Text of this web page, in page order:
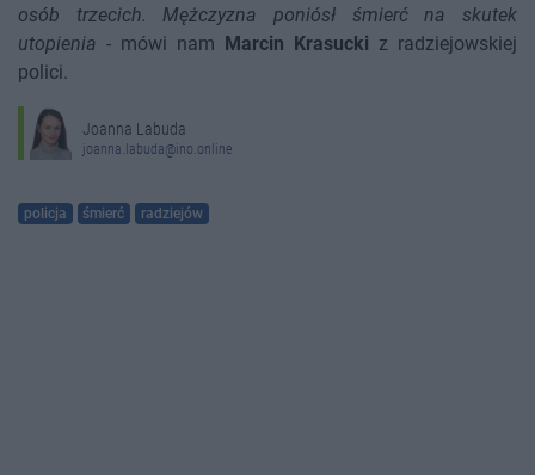
osób trzecich. Mężczyzna poniósł śmierć na skutek
utopienia - mówi nam Marcin Krasucki z radziejowskiej
polici.
Joanna Labuda
joanna.labuda@ino.online
policja śmierć radziejów